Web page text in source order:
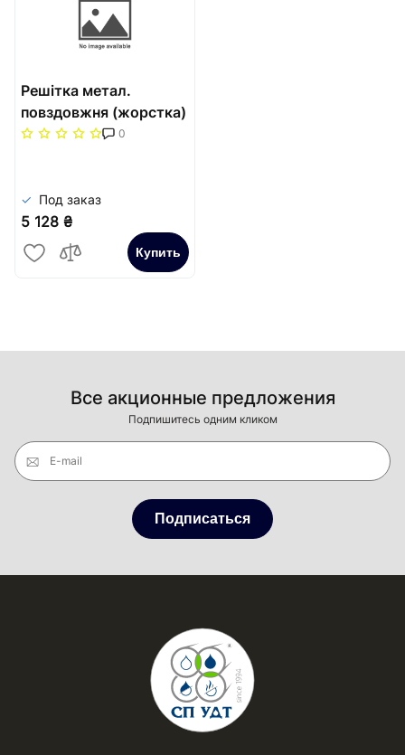
Решітка метал.
повздовжня (жорстка)
300/1250 Carrera
0
Под заказ
5 128 ₴
Купить
Все акционные предложения
Подпишитесь одним кликом
E-mail
Подписаться